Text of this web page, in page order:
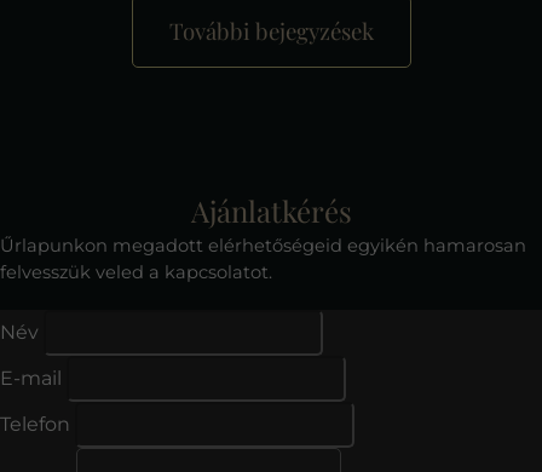
További bejegyzések
Ajánlatkérés
Űrlapunkon megadott elérhetőségeid egyikén hamarosan
felvesszük veled a kapcsolatot.
Név
E-mail
Telefon